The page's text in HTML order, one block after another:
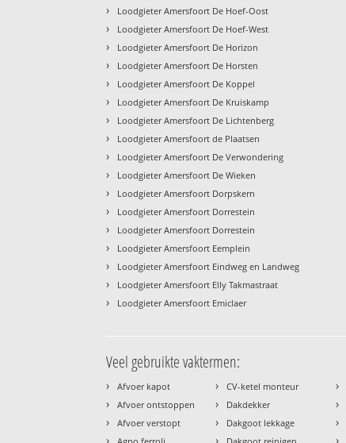
› Loodgieter Amersfoort De Hoef-Oost
› Loodgieter Amersfoort De Hoef-West
› Loodgieter Amersfoort De Horizon
› Loodgieter Amersfoort De Horsten
› Loodgieter Amersfoort De Koppel
› Loodgieter Amersfoort De Kruiskamp
› Loodgieter Amersfoort De Lichtenberg
› Loodgieter Amersfoort de Plaatsen
› Loodgieter Amersfoort De Verwondering
› Loodgieter Amersfoort De Wieken
› Loodgieter Amersfoort Dorpskern
› Loodgieter Amersfoort Dorrestein
› Loodgieter Amersfoort Dorrestein
› Loodgieter Amersfoort Eemplein
› Loodgieter Amersfoort Eindweg en Landweg
› Loodgieter Amersfoort Elly Takmastraat
› Loodgieter Amersfoort Emiclaer
Veel gebruikte vaktermen:
› Afvoer kapot
› Afvoer ontstoppen
› Afvoer verstopt
›
› CV-ketel monteur
› Dakdekker
› Dakgoot lekkage
›
›
›
›
›